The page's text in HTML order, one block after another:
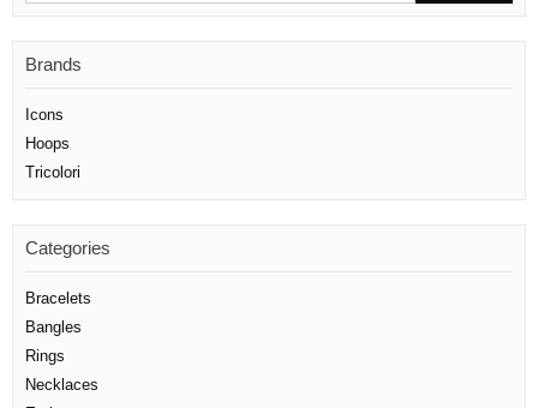
Brands
Icons
Hoops
Tricolori
Categories
Bracelets
Bangles
Rings
Necklaces